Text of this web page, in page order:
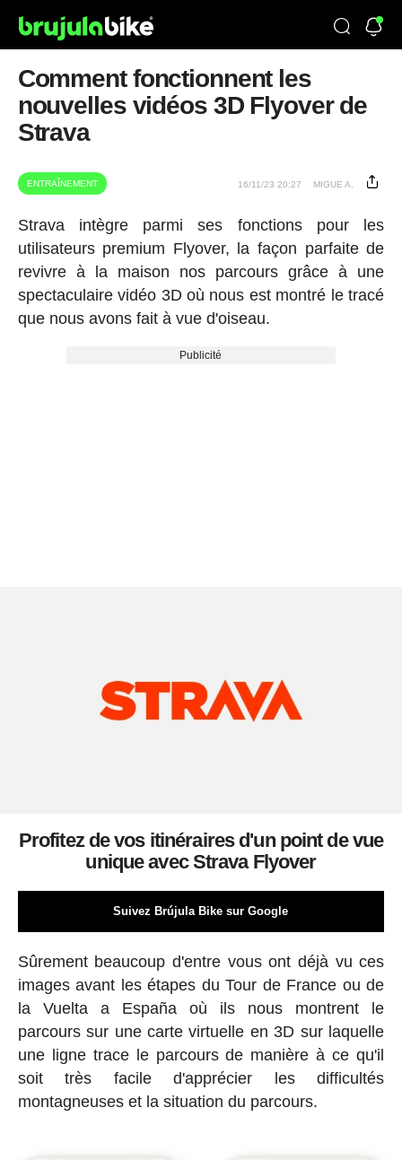
Comment fonctionnent les
nouvelles vidéos 3D Flyover de
Strava
ENTRAÎNEMENT 16/11/23 20:27 MIGUE A.
Strava intègre parmi ses fonctions pour les
utilisateurs premium Flyover, la façon parfaite de
revivre à la maison nos parcours grâce à une
spectaculaire vidéo 3D où nous est montré le tracé
que nous avons fait à vue d'oiseau.
Publicité
Profitez de vos itinéraires d'un point de vue
unique avec Strava Flyover
Suivez Brújula Bike sur Google
Sûrement beaucoup d'entre vous ont déjà vu ces
images avant les étapes du Tour de France ou de
la Vuelta a España où ils nous montrent le
parcours sur une carte virtuelle en 3D sur laquelle
une ligne trace le parcours de manière à ce qu'il
soit très facile d'apprécier les difficultés
montagneuses et la situation du parcours.